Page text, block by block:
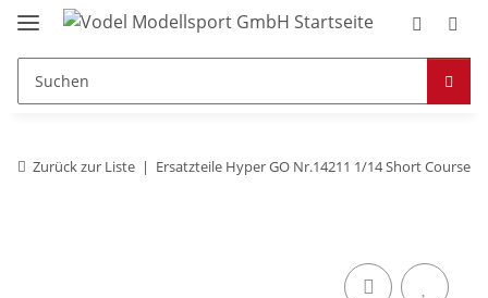
Zurück zur Liste Ersatzteile Hyper GO Nr.14211 1/14 Short Course